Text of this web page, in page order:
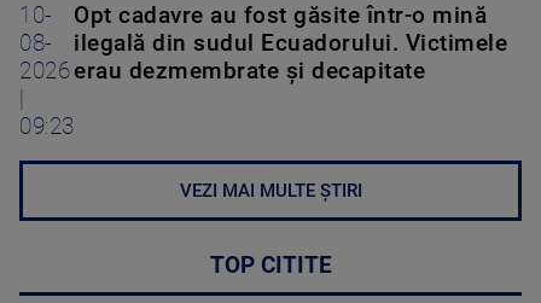
10-
08-
2026
|
09:23
Opt cadavre au fost găsite într-o mină
ilegală din sudul Ecuadorului. Victimele
erau dezmembrate și decapitate
VEZI MAI MULTE ȘTIRI
TOP CITITE